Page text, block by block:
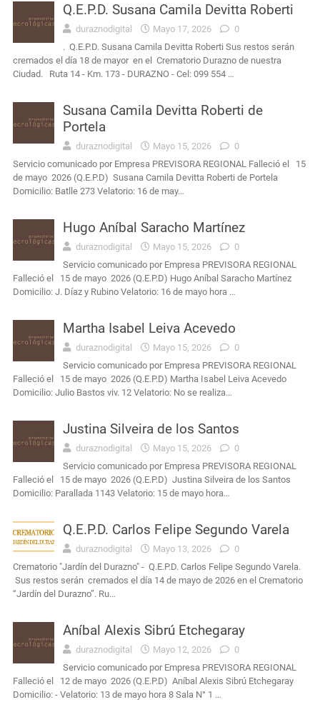
Q.E.P.D. Susana Camila Devitta Roberti
duraznodigital Mayo 17, 2026
0
. Q.E.P.D. Susana Camila Devitta Roberti Sus restos serán
cremados el día 18 de mayor en el Crematorio Durazno de nuestra
Ciudad. Ruta 14 - Km. 173 - DURAZNO - Cel: 099 554 …
Susana Camila Devitta Roberti de
Portela
duraznodigital Mayo 15, 2026
0
Servicio comunicado por Empresa PREVISORA REGIONAL Falleció el 15
de mayo 2026 (Q.E.P.D) Susana Camila Devitta Roberti de Portela
Domicilio: Batlle 273 Velatorio: 16 de may…
Hugo Aníbal Saracho Martínez
duraznodigital Mayo 15, 2026
0
Servicio comunicado por Empresa PREVISORA REGIONAL
Falleció el 15 de mayo 2026 (Q.E.P.D) Hugo Aníbal Saracho Martínez
Domicilio: J. Díaz y Rubino Velatorio: 16 de mayo hora …
Martha Isabel Leiva Acevedo
duraznodigital Mayo 15, 2026
0
Servicio comunicado por Empresa PREVISORA REGIONAL
Falleció el 15 de mayo 2026 (Q.E.P.D) Martha Isabel Leiva Acevedo
Domicilio: Julio Bastos viv. 12 Velatorio: No se realiza…
Justina Silveira de los Santos
duraznodigital Mayo 15, 2026
0
Servicio comunicado por Empresa PREVISORA REGIONAL
Falleció el 15 de mayo 2026 (Q.E.P.D) Justina Silveira de los Santos
Domicilio: Parallada 1143 Velatorio: 15 de mayo hora…
Q.E.P.D. Carlos Felipe Segundo Varela
duraznodigital Mayo 13, 2026
0
Crematorio "Jardín del Durazno" - Q.E.P.D. Carlos Felipe Segundo Varela.
Sus restos serán cremados el día 14 de mayo de 2026 en el Crematorio
“Jardín del Durazno”. Ru…
Aníbal Alexis Sibrú Etchegaray
duraznodigital Mayo 12, 2026
0
Servicio comunicado por Empresa PREVISORA REGIONAL
Falleció el 12 de mayo 2026 (Q.E.P.D) Aníbal Alexis Sibrú Etchegaray
Domicilio: - Velatorio: 13 de mayo hora 8 Sala N° 1 …